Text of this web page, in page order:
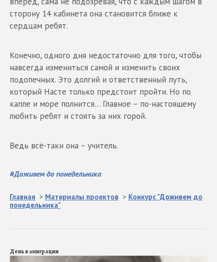
сторону 14 кабинета она становится ближе к
сердцам ребят.
Конечно, одного дня недостаточно для того, чтобы
навсегда измениться самой и изменить своих
подопечных. Это долгий и ответственный путь,
который Насте только предстоит пройти. Но по
капле и море полнится… Главное – по-настоящему
любить ребят и стоять за них горой.
Ведь всё-таки она – учитель.
#Доживем до понедельника
Главная > Материалы проектов > Конкурс "Доживем до
понедельника"
День в эмиграции